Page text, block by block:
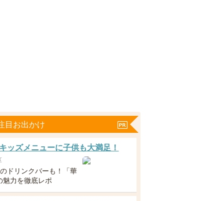
目お出かけ
ッズメニューに子供も大満足！
ドリンクバーも！「華
魅力を徹底レポ